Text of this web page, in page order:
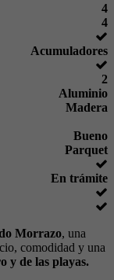
4
4
Acumuladores
2
Aluminio
Madera
Bueno
Parquet
En trámite
Morrazo, una
comodidad y una
y de las playas.